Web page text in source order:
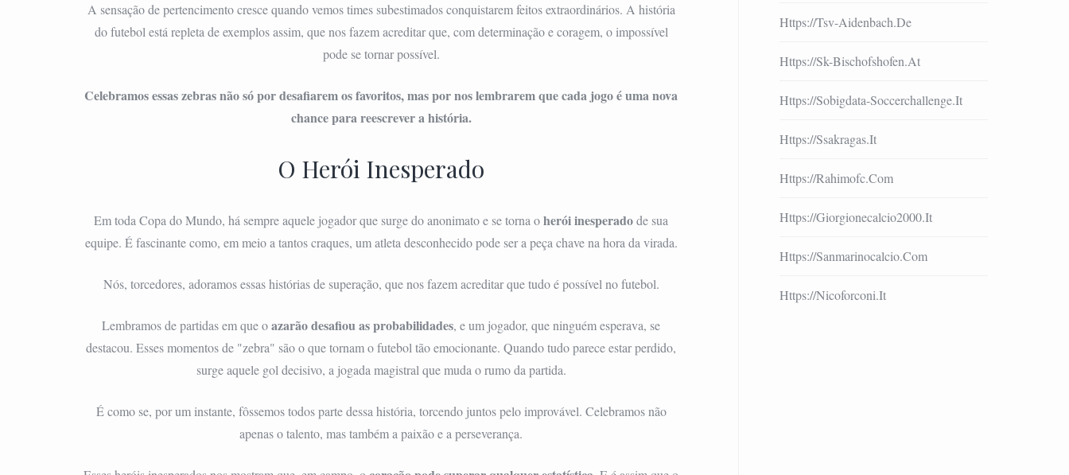
A sensação de pertencimento cresce quando vemos times subestimados conquistarem feitos extraordinários. A história
do futebol está repleta de exemplos assim, que nos fazem acreditar que, com determinação e coragem, o impossível
pode se tornar possível.
Celebramos essas zebras não só por desafiarem os favoritos, mas por nos lembrarem que cada jogo é uma nova
chance para reescrever a história.
O Herói Inesperado
Em toda Copa do Mundo, há sempre aquele jogador que surge do anonimato e se torna oherói inesperadode sua
equipe. É fascinante como, em meio a tantos craques, um atleta desconhecido pode ser a peça chave na hora da virada.
Nós, torcedores, adoramos essas histórias de superação, que nos fazem acreditar que tudo é possível no futebol.
Lembramos de partidas em que oazarão desafiou as probabilidades, e um jogador, que ninguém esperava, se
destacou. Esses momentos de "zebra" são o que tornam o futebol tão emocionante. Quando tudo parece estar perdido,
surge aquele gol decisivo, a jogada magistral que muda o rumo da partida.
É como se, por um instante, fôssemos todos parte dessa história, torcendo juntos pelo improvável. Celebramos não
apenas o talento, mas também a paixão e a perseverança.
Https://tsv-Aidenbach.de
Https://sk-Bischofshofen.at
Https://sobigdata-Soccerchallenge.it
Https://ssakragas.it
Https://rahimofc.com
Https://giorgionecalcio2000.it
Https://sanmarinocalcio.com
Https://nicoforconi.it